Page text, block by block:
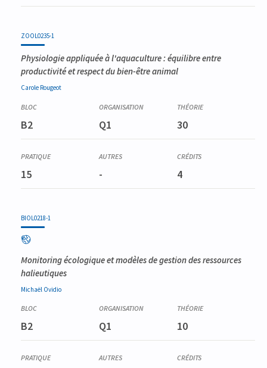
ZOOL0235-1
Physiologie appliquée à l'aquaculture : équilibre entre
productivité et respect du bien-être animal
Carole Rougeot
B2 Q1 30
15 - 4
BIOL0218-1
Monitoring écologique et modèles de gestion des ressources
halieutiques
Michaël Ovidio
B2 Q1 10